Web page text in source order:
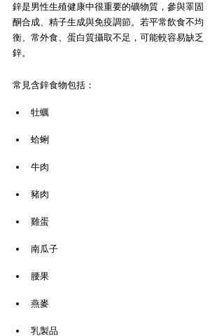
鋅是男性生殖健康中很重要的礦物質，參與睪固
酮合成、精子生成與免疫調節。若平常飲食不均
衡、常外食、蛋白質攝取不足，可能較容易缺乏
鋅。
常見含鋅食物包括：
牡蠣
蛤蜊
牛肉
豬肉
雞蛋
南瓜子
腰果
燕麥
乳製品